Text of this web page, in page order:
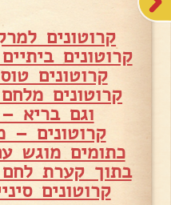
קרוטונים
קרוטונים
קרוטונים
קרוטונים
וגם בריא
קרוטונים –
כתומים מוגש
בתוך קערת
קרוטונים